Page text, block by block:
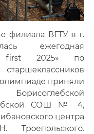
филиала ВГТУ в г.
ежегодная
first 2025» по
олимпиаде приняли
СОШ № 4,
центра
Троепольского.